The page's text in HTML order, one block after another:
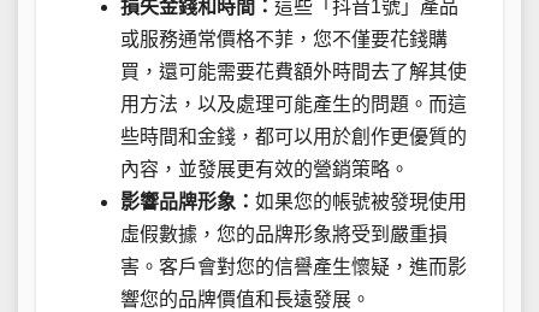
損失金錢和時間： 這些「抖音1號」產品
或服務通常價格不菲，您不僅要花錢購
買，還可能需要花費額外時間去了解其使
用方法，以及處理可能產生的問題。而這
些時間和金錢，都可以用於創作更優質的
內容，並發展更有效的營銷策略。
影響品牌形象： 如果您的帳號被發現使用
虛假數據，您的品牌形象將受到嚴重損
害。客戶會對您的信譽產生懷疑，進而影
響您的品牌價值和長遠發展。